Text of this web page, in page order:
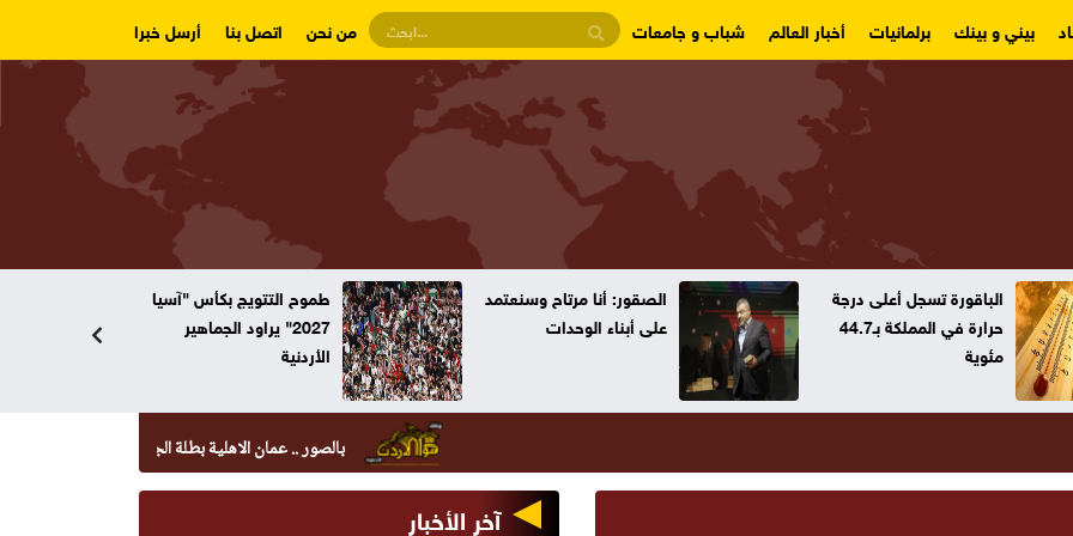
بيني و بينك برلمانيات أخبار العالم شباب و جامعات من نحن اتصل بنا أرسل خبرا
الباقورة تسجل أعلى درجة
حرارة في المملكة بـ44.7
مئوية
الصقور: أنا مرتاح وسنعتمد
على أبناء الوحدات
طموح التتويج بكأس "آسيا
2027" يراود الجماهير
الأردنية
بالصور .. عمان الاهلية بطلة الجامعات الأردنية في الكراتيه
آخر الأخبار